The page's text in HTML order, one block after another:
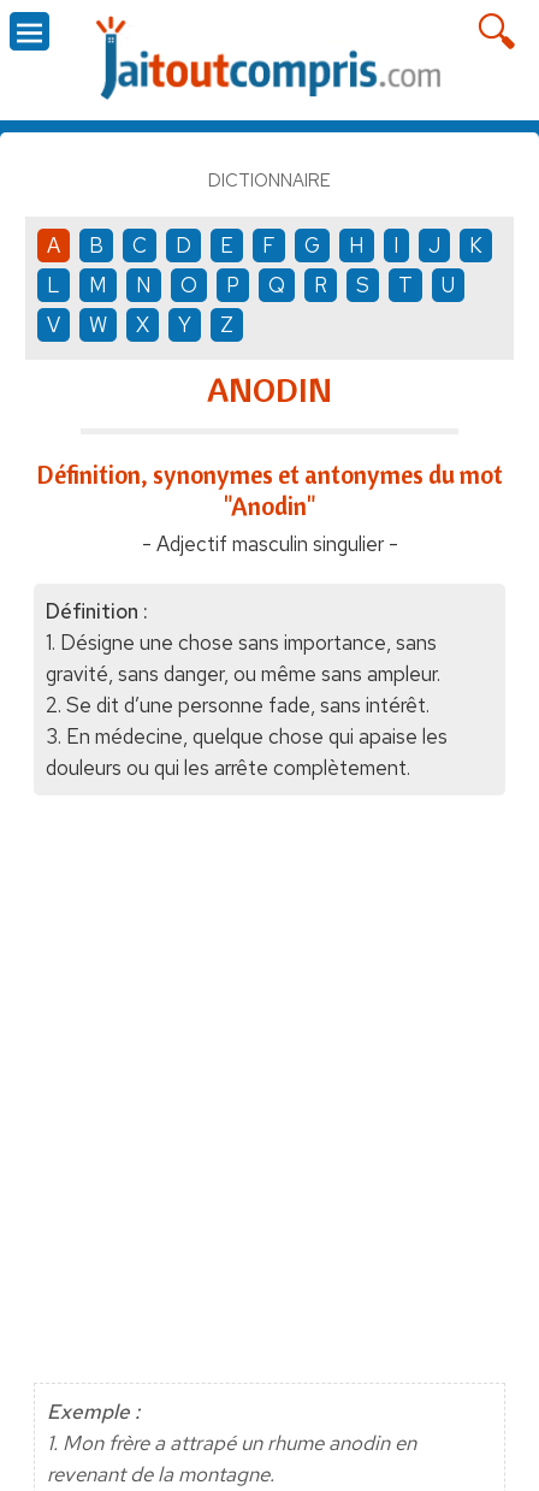
DICTIONNAIRE
A B C D E F G H I J
K
L
M N O P Q R S T
U
V
W X Y Z
ANODIN
Définition, synonymes et antonymes du mot
"Anodin"
- Adjectif masculin singulier -
Définition :
1. Désigne une chose sans importance, sans
gravité, sans danger, ou même sans ampleur.
2. Se dit d’une personne fade, sans intérêt.
3. En médecine, quelque chose qui apaise les
douleurs ou qui les arrête complètement.
Exemple :
1. Mon frère a attrapé un rhume anodin en
revenant de la montagne.